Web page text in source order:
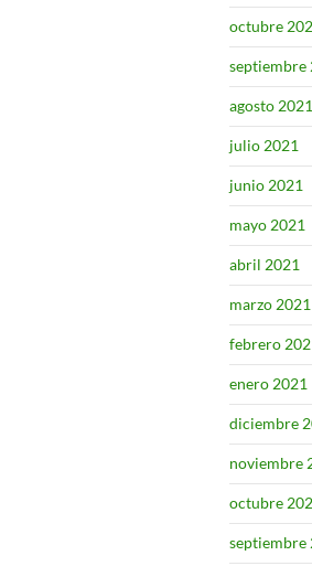
octubre
septiembre
agosto 2021
julio 2021
junio 2021
mayo 2021
abril 2021
marzo 2021
febrero
enero 2021
diciembre
noviembre
octubre
septiembre